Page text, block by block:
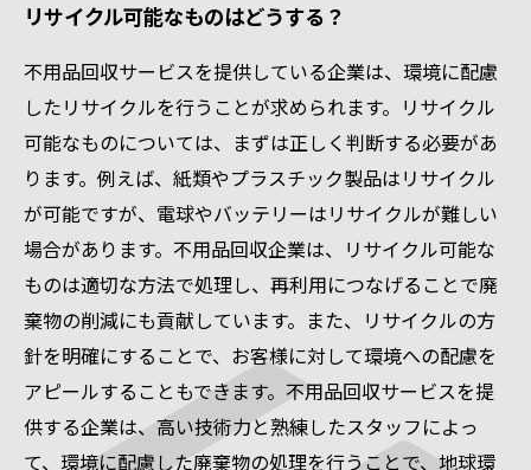
リサイクル可能なものはどうする？
不用品回収サービスを提供している企業は、環境に配慮
したリサイクルを行うことが求められます。リサイクル
可能なものについては、まずは正しく判断する必要があ
ります。例えば、紙類やプラスチック製品はリサイクル
が可能ですが、電球やバッテリーはリサイクルが難しい
場合があります。不用品回収企業は、リサイクル可能な
ものは適切な方法で処理し、再利用につなげることで廃
棄物の削減にも貢献しています。また、リサイクルの方
針を明確にすることで、お客様に対して環境への配慮を
アピールすることもできます。不用品回収サービスを提
供する企業は、高い技術力と熟練したスタッフによっ
て、環境に配慮した廃棄物の処理を行うことで、地球環